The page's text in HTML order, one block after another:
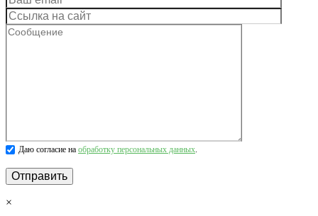
Даю согласие на обработку персональных данных.
×